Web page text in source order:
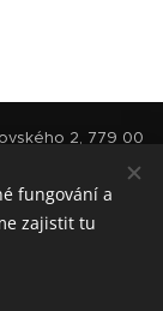
2, 779 00
Ondřej Soukup a
víra.
fungování a
zajistit tu